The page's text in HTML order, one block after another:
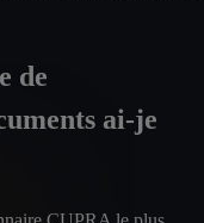
de
ai-je